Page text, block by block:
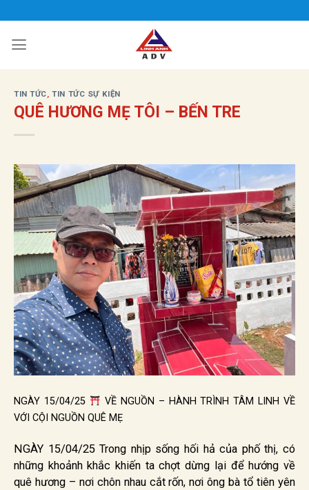
qua
nội
TIN TỨC,TIN TỨC SỰ KIỆN
QUÊ HƯƠNG MẸ TÔI – BẾN TRE
NGÀY 15/04/25
VỀ NGUỒN – HÀNH TRÌNH TÂM LINH VỀ
VỚI CỘI NGUỒN QUÊ MẸ
NGÀY 15/04/25 Trong nhịp sống hối hả của phố thị, có
những khoảnh khắc khiến ta chợt dừng lại để hướng về
quê hương – nơi chôn nhau cắt rốn, nơi ông bà tổ tiên yên